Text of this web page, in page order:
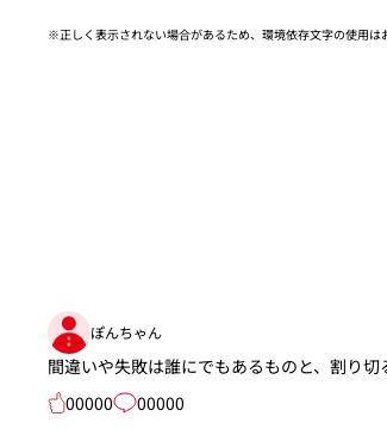
※正しく表示されない場合があるため、環境依存文字の使用は
ぽんちゃん
間違いや失敗は誰にでもあるものと、割り切
00000
00000